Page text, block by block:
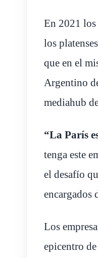
En 2021 los
los
que en el
Argentino
mediahub
“La París
tenga este
el desafío
encargados
Los
epicentro